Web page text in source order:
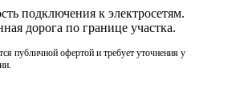
подключения к электросетям.
дорога по границе участка.
публичной офертой и требует уточнения у